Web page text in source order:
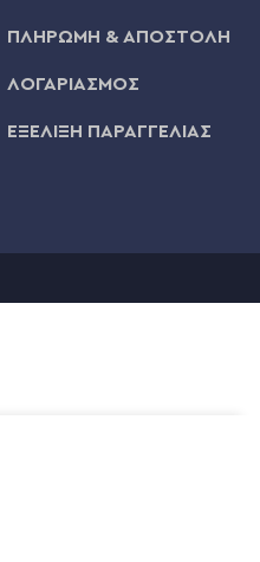
ΠΛΗΡΩΜΗ & ΑΠΟΣΤΟΛΗ
ΛΟΓΑΡΙΑΣΜΟΣ
ΕΞΕΛΙΞΗ ΠΑΡΑΓΓΕΛΙΑΣ